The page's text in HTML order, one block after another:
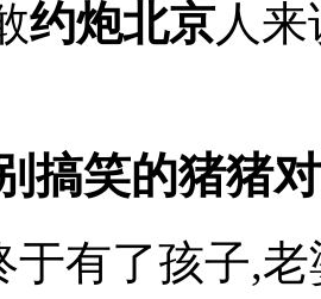
约炮北京人来
搞笑的猪猪
于有了孩子,